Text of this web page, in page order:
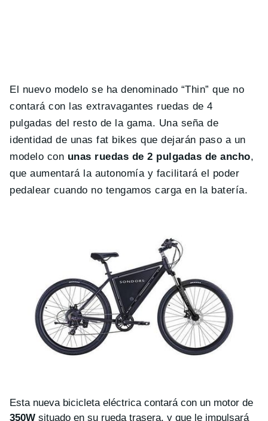
El nuevo modelo se ha denominado “Thin” que no
contará con las extravagantes ruedas de 4
pulgadas del resto de la gama. Una seña de
identidad de unas fat bikes que dejarán paso a un
modelo con unas ruedas de 2 pulgadas de ancho,
que aumentará la autonomía y facilitará el poder
pedalear cuando no tengamos carga en la batería.
Esta nueva bicicleta eléctrica contará con un motor de
350W situado en su rueda trasera, y que le impulsará